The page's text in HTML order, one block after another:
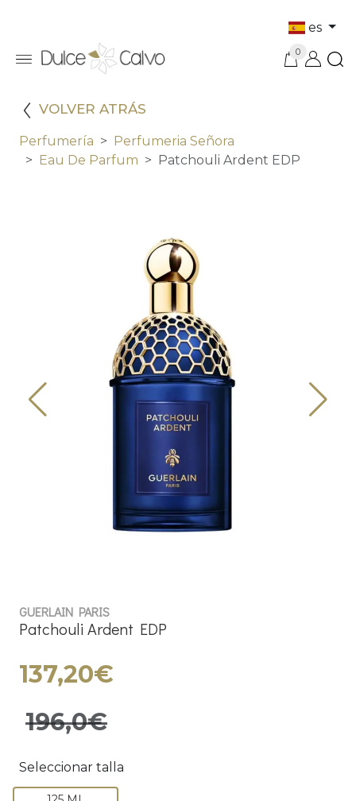
es
0
VOLVER ATRÁS
Perfumería
Perfumeria Señora
Eau De Parfum
Patchouli Ardent EDP
GUERLAIN PARIS
Patchouli Ardent EDP
137,20€
196,0€
Seleccionar talla